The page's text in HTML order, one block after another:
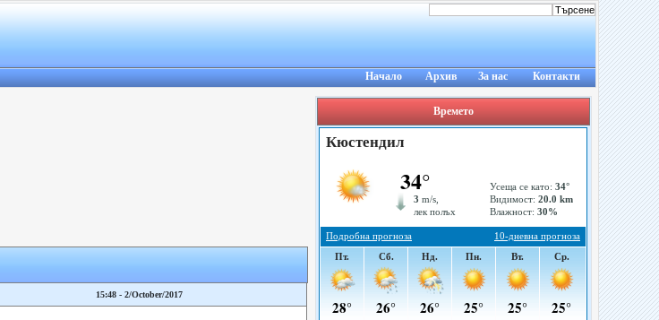
Начало Архив За нас Контакти
15:48 - 2/October/2017
Времето